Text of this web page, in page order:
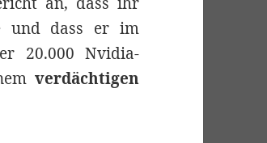
und dass er im
20.000 Nvidia-
verdächtigen